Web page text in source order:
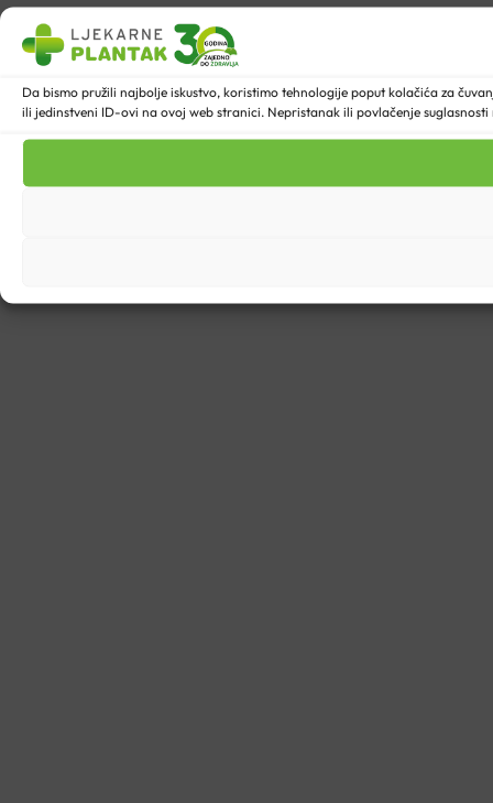
Da bismo pružili najbolje iskustvo, koristimo tehnologije poput kolačića za
ili jedinstveni ID-ovi na ovoj web stranici. Nepristanak ili povlačenje